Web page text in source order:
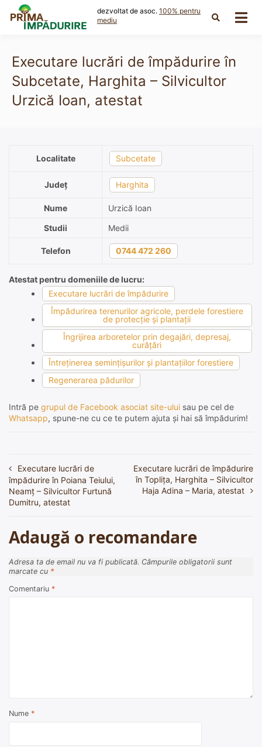
content
dezvoltat de asoc. 100% pentru
mediu
Executare lucrări de împădurire în
Subcetate, Harghita – Silvicultor
Urzică Ioan, atestat
Localitate Subcetate
Județ Harghita
Nume
Urzică Ioan
Studii
Medii
Telefon 0744 472 260
Atestat pentru domeniile de lucru:
Executare lucrări de împădurire
Împădurirea terenurilor agricole, perdele forestiere
de protecţie şi plantaţii
Îngrijirea arboretelor prin degajări, depresaj,
curăţări
Întreţinerea seminţişurilor şi plantaţiilor forestiere
Regenerarea pădurilor
Intră pe grupul de Facebook asociat site-ului sau pe cel de
Whatsapp, spune-ne cu ce te putem ajuta și hai să împădurim!
Navigare
în
articole
Executare lucrări de
împădurire în Poiana Teiului,
Neamț – Silvicultor Furtună
Dumitru, atestat
Executare lucrări de împădurire
în Toplița, Harghita – Silvicultor
Haja Adina – Maria, atestat
Adaugă o recomandare
Adresa ta de email nu va fi publicată. Câmpurile obligatorii sunt
marcate cu *
Comentariu *
Nume *